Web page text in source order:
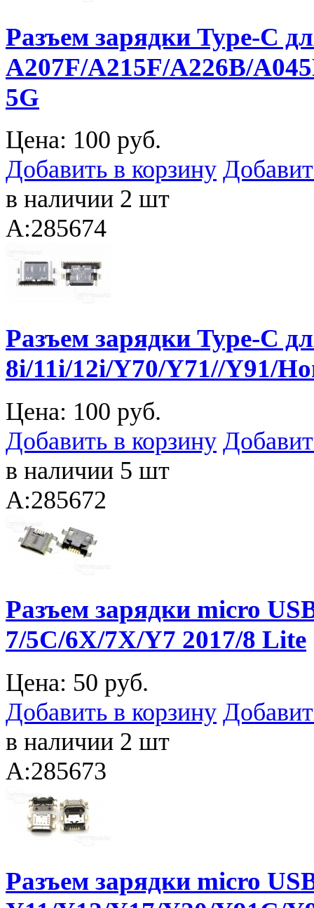
Разъем зарядки Type-C
A207F/A215F/A226B/
5G
Цена: 100 руб.
Добавить в корзину
в наличии 2 шт
A:285674
Разъем зарядки Type-C
8i/11i/12i/Y70/Y71//Y91/
Цена: 100 руб.
Добавить в корзину
в наличии 5 шт
A:285672
Разъем зарядки micro
7/5C/6X/7X/Y7 2017/8 Lite
Цена: 50 руб.
Добавить в корзину
в наличии 2 шт
A:285673
Разъем зарядки micro